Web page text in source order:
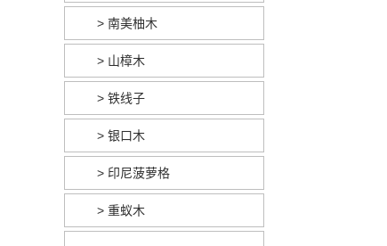
> 南美柚木
> 山樟木
> 铁线子
> 银口木
> 印尼菠萝格
> 重蚁木